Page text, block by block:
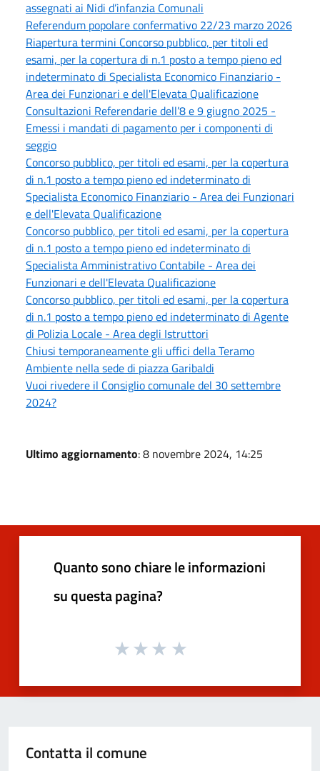
assegnati ai Nidi d’infanzia Comunali
Referendum popolare confermativo 22/23 marzo 2026
Riapertura termini Concorso pubblico, per titoli ed
esami, per la copertura di n.1 posto a tempo pieno ed
indeterminato di Specialista Economico Finanziario -
Area dei Funzionari e dell'Elevata Qualificazione
Consultazioni Referendarie dell’8 e 9 giugno 2025 -
Emessi i mandati di pagamento per i componenti di
seggio
Concorso pubblico, per titoli ed esami, per la copertura
di n.1 posto a tempo pieno ed indeterminato di
Specialista Economico Finanziario - Area dei Funzionari
e dell'Elevata Qualificazione
Concorso pubblico, per titoli ed esami, per la copertura
di n.1 posto a tempo pieno ed indeterminato di
Specialista Amministrativo Contabile - Area dei
Funzionari e dell'Elevata Qualificazione
Concorso pubblico, per titoli ed esami, per la copertura
di n.1 posto a tempo pieno ed indeterminato di Agente
di Polizia Locale - Area degli Istruttori
Chiusi temporaneamente gli uffici della Teramo
Ambiente nella sede di piazza Garibaldi
Vuoi rivedere il Consiglio comunale del 30 settembre
2024?
Ultimo aggiornamento: 8 novembre 2024, 14:25
Quanto sono chiare le informazioni
su questa pagina?
Contatta il comune